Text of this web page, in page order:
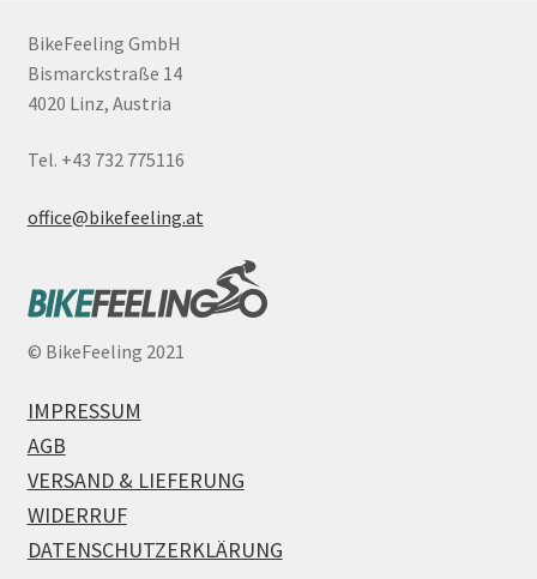
BikeFeeling GmbH
Bismarckstraße 14
4020 Linz, Austria
Tel. +43 732 775116
office@bikefeeling.at
© BikeFeeling 2021
IMPRESSUM
AGB
VERSAND & LIEFERUNG
WIDERRUF
DATENSCHUTZERKLÄRUNG